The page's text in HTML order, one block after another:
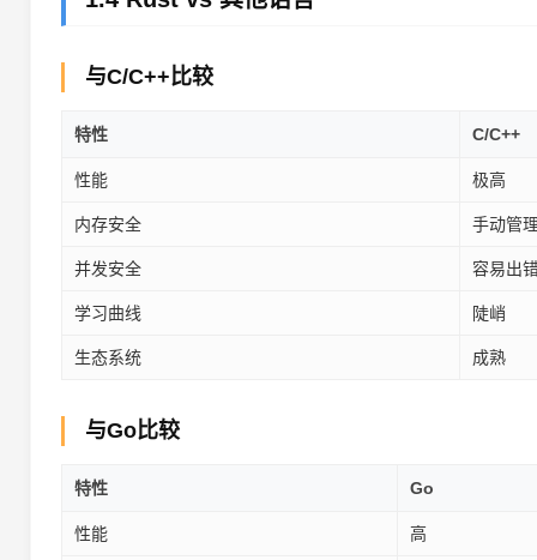
与C/C++比较
特性 C/C++
性能 极高
内存安全 手动管
并发安全 容易出
学习曲线 陡峭
生态系统 成熟
与Go比较
特性 Go
性能 高